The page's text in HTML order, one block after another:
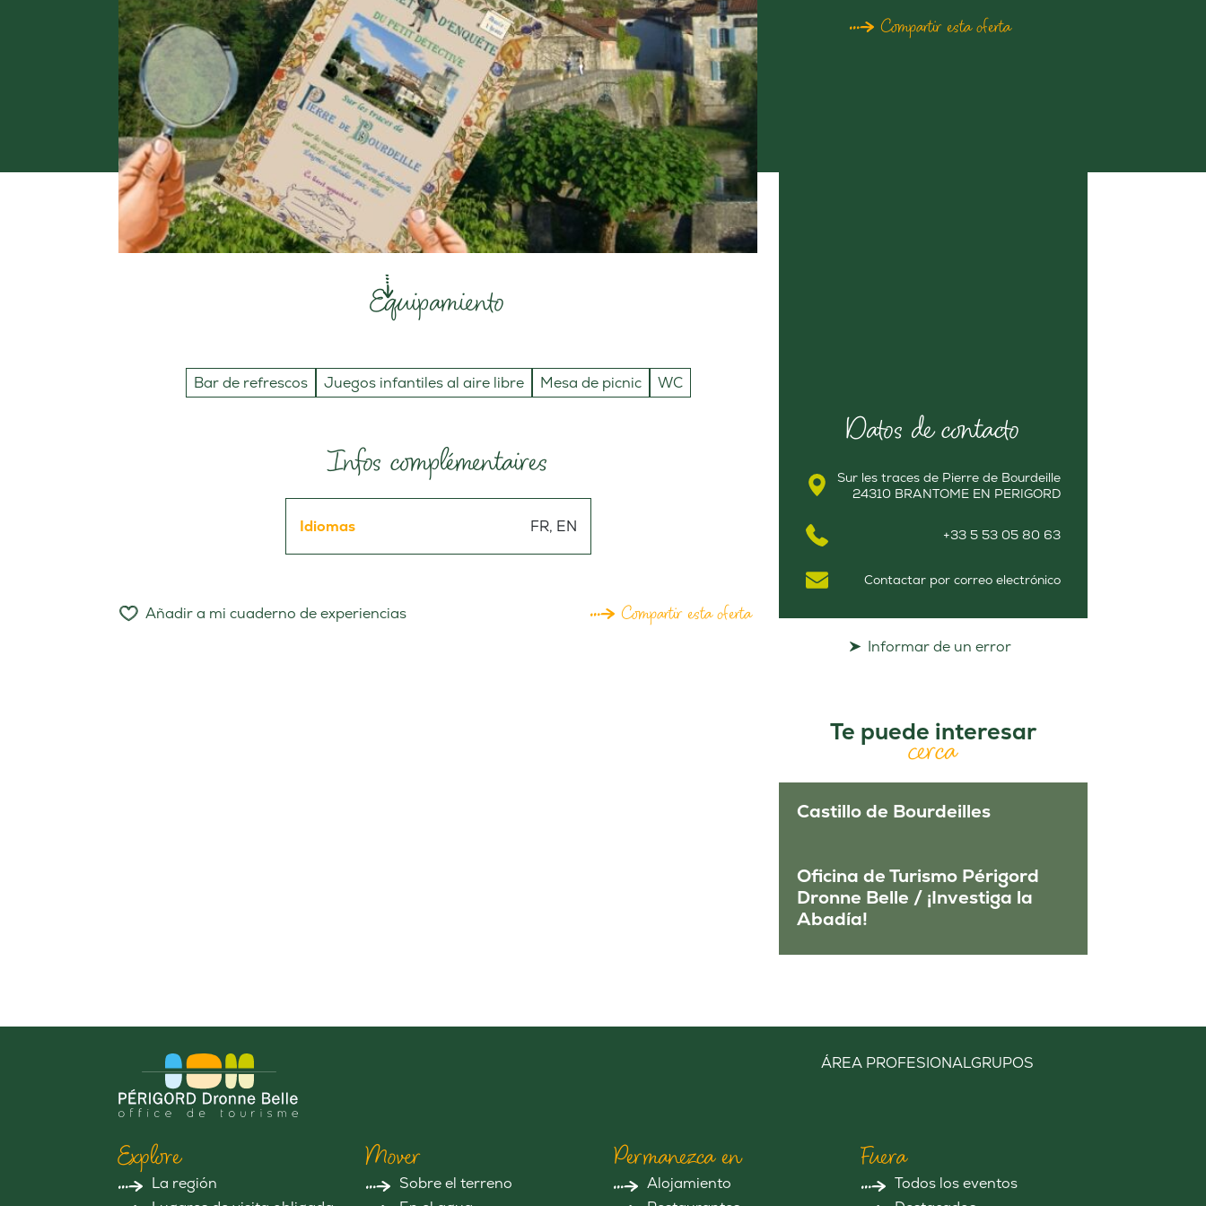
Compartir esta oferta
Equipamiento
Bar de refrescos Juegos infantiles al aire libre Mesa de picnic WC
Infos complémentaires
Idiomas FR, EN
Añadir a mi cuaderno de experiencias Compartir esta oferta
Datos de contacto
Sur les traces de Pierre de Bourdeille
24310 BRANTOME EN PERIGORD
+33 5 53 05 80 63
Contactar por correo electrónico
Informar de un error
Te puede interesar
cerca
Castillo de Bourdeilles
Oficina de Turismo Périgord
Dronne Belle / ¡Investiga la
Abadía!
ÁREA PROFESIONALGRUPOS
Explore
La región
Mover
Sobre el terreno
Permanezca en
Alojamiento
Fuera
Todos los eventos